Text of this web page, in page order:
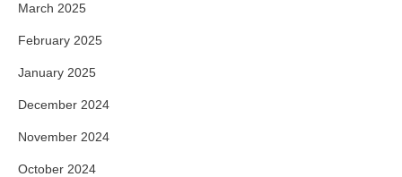
March 2025
February 2025
January 2025
December 2024
November 2024
October 2024